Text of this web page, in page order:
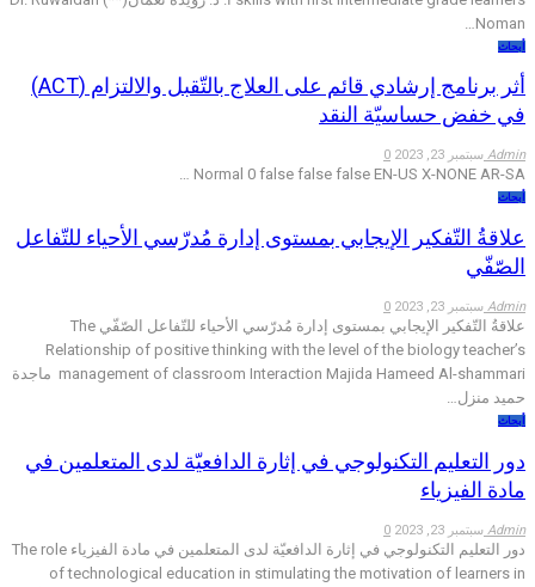
Noman…
أبحاث
أثر برنامج إرشادي قائم على العلاج بالتّقبل والالتزام (ACT)
في خفض حساسيّة النقد
Admin سبتمبر 23, 2023 0
Normal 0 false false false EN-US X-NONE AR-SA
…
أبحاث
علاقةُ التّفكير الإيجابي بمستوى إدارة مُدرّسي الأحياء للتّفاعل
الصّفّي
Admin سبتمبر 23, 2023 0
علاقةُ التّفكير الإيجابي بمستوى إدارة مُدرّسي الأحياء للتّفاعل الصّفّي The
Relationship of positive thinking with the level of the biology teacher’s
management of classroom Interaction Majida Hameed Al-shammari ماجدة
حميد منزل…
أبحاث
دور التعليم التكنولوجي في إثارة الدافعيّة لدى المتعلمين في
مادة الفيزياء
Admin سبتمبر 23, 2023 0
دور التعليم التكنولوجي في إثارة الدافعيّة لدى المتعلمين في مادة الفيزياء The role
of technological education in stimulating the motivation of learners in